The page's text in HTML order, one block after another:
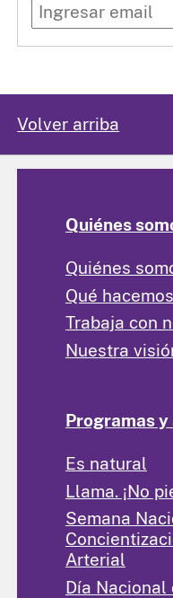
Volver arriba
Quiénes
Quiénes
Qué hacemos
Trabaja con
Nuestra
Programas
Es natural
Llama. ¡No
Semana
Arterial
Día Nacional